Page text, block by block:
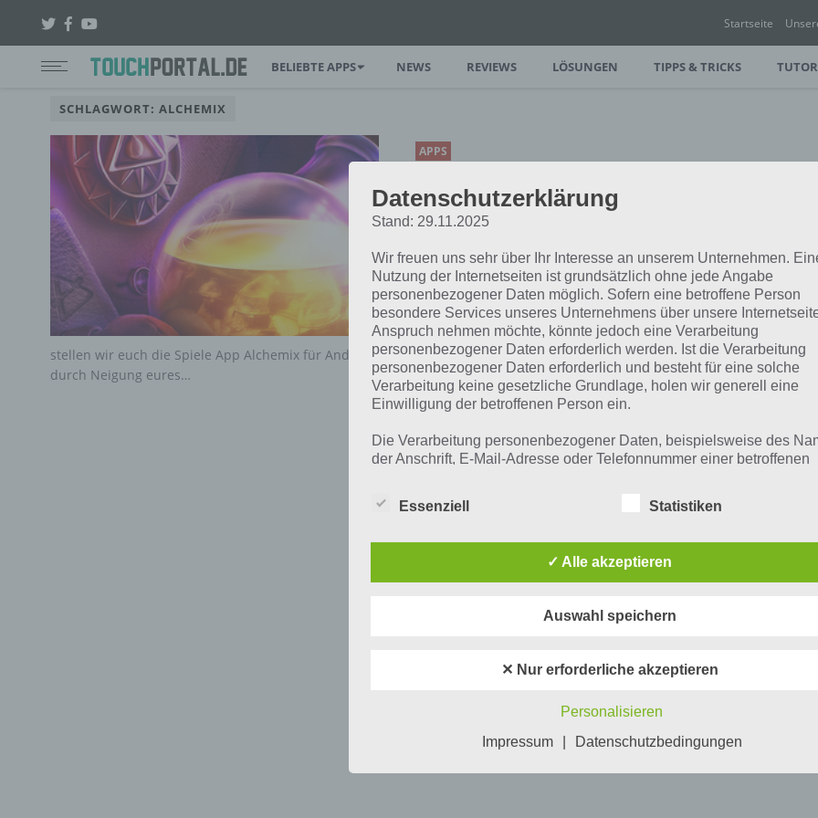
Startseite
BELIEBTE APPS NEWS REVIEWS LÖSUNGEN TIPPS & TRICKS
SCHLAGWORT: ALCHEMIX
APPS
ALCHEMIX: PUZZLE SPIELE
APP FÜR ANDROID,
IPHONE UND IPAD
PAUL STELZER -17. OKTOBER 2015
[caption id="attachment_22979"
align="alignright" width="150"]
Alchemix von APETRUS[/caption] Heute
stellen wir euch die Spiele App Alchemix für Android, iPhone und iPad vor. In dieser müsst ihr
durch Neigung eures…
Datenschutzerklärung
Stand: 29.11.2025
Wir freuen uns sehr über Ihr Interesse an unserem Unternehmen.
Nutzung der Internetseiten ist grundsätzlich ohne jede Angabe
personenbezogener Daten möglich. Sofern eine betroffene Person
besondere Services unseres Unternehmens über unsere
Anspruch nehmen möchte, könnte jedoch eine Verarbeitung
personenbezogener Daten erforderlich werden. Ist die Verarbeitung
personenbezogener Daten erforderlich und besteht für eine solche
Verarbeitung keine gesetzliche Grundlage, holen wir generell eine
Einwilligung der betroffenen Person ein.
Die Verarbeitung personenbezogener Daten, beispielsweise des
der Anschrift, E-Mail-Adresse oder Telefonnummer einer betroffenen
Datenschutzbestimmungen. Mittels dieser Datenschutzerklärung
informieren. Ferner werden betroffene Personen mittels dieser
Datenschutzerklärung über die ihnen zustehenden Rechte
Wir haben als für die Verarbeitung Verantwortlicher zahlreiche
personenbezogenen Daten sicherzustellen. Dennoch können
aufweisen, sodass ein absoluter Schutz nicht gewährleistet werden
Aus diesem Grund steht es jeder betroffenen Person frei,
personenbezogene Daten auch auf alternativen Wegen,
Essenziell Statistiken
✓ Alle akzeptieren
Auswahl speichern
✕ Nur erforderliche akzeptieren
Personalisieren
Impressum
Datenschutzbedingungen